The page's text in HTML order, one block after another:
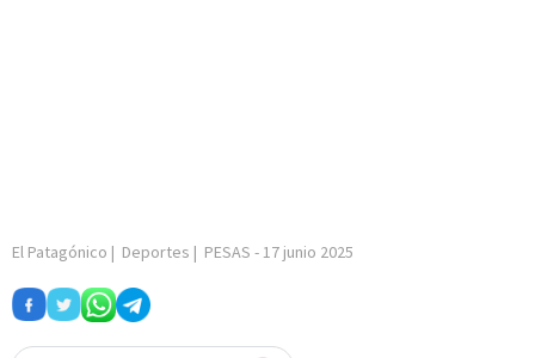
El Patagónico | Deportes | PESAS - 17 junio 2025